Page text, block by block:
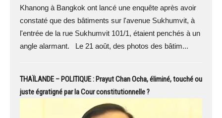
Khanong à Bangkok ont lancé une enquête après avoir
constaté que des bâtiments sur l'avenue Sukhumvit, à
l'entrée de la rue Sukhumvit 101/1, étaient penchés à un
angle alarmant. Le 21 août, des photos des bâtim...
THAÏLANDE – POLITIQUE : Prayut Chan Ocha, éliminé, touché ou
juste égratigné par la Cour constitutionnelle ?